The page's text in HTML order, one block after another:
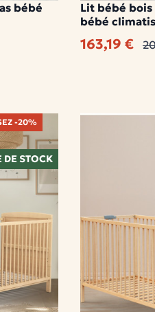
bébé
Lit bébé
bébé
163,19 €
-20%
DE STOCK